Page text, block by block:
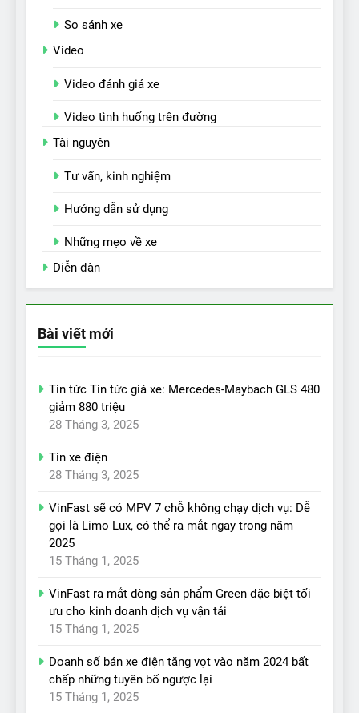
So sánh xe
Video
Video đánh giá xe
Video tình huống trên đường
Tài nguyên
Tư vấn, kinh nghiệm
Hướng dẫn sử dụng
Những mẹo về xe
Diễn đàn
Bài viết mới
Tin tức Tin tức giá xe: Mercedes-Maybach GLS 480
giảm 880 triệu
28 Tháng 3, 2025
Tin xe điện
28 Tháng 3, 2025
VinFast sẽ có MPV 7 chỗ không chạy dịch vụ: Dễ
gọi là Limo Lux, có thể ra mắt ngay trong năm
2025
15 Tháng 1, 2025
VinFast ra mắt dòng sản phẩm Green đặc biệt tối
ưu cho kinh doanh dịch vụ vận tải
15 Tháng 1, 2025
Doanh số bán xe điện tăng vọt vào năm 2024 bất
chấp những tuyên bố ngược lại
15 Tháng 1, 2025